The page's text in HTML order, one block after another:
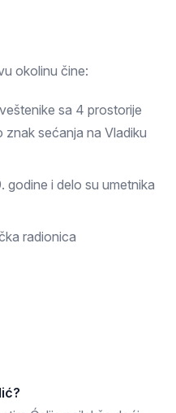
okolinu čine:
sa 4 prostorije
znak sećanja na Vladiku
godine i delo su umetnika
radionica